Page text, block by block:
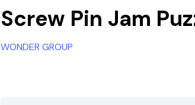
Screw Pin Jam
WONDER GROUP